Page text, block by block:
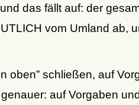
das fällt auf: der
vom Umland ab,
oben” schließen, auf
auf Vorgaben